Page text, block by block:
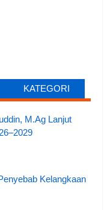
KATEGORI
M.Ag Lanjut
Kelangkaan